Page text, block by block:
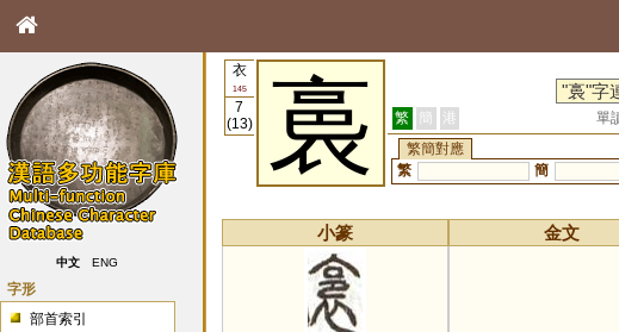
中文 ENG
字形
部首索引
衣
145
7
(13)
裛 繁 簡 港
單
繁簡對應
繁
簡
小篆 金文